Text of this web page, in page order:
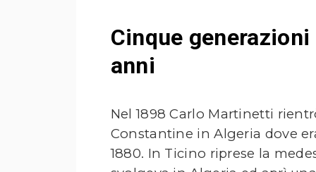
Cinque
anni
Nel 1898 Carlo Martinetti
Constantine in Algeria dove
1880. In Ticino riprese la